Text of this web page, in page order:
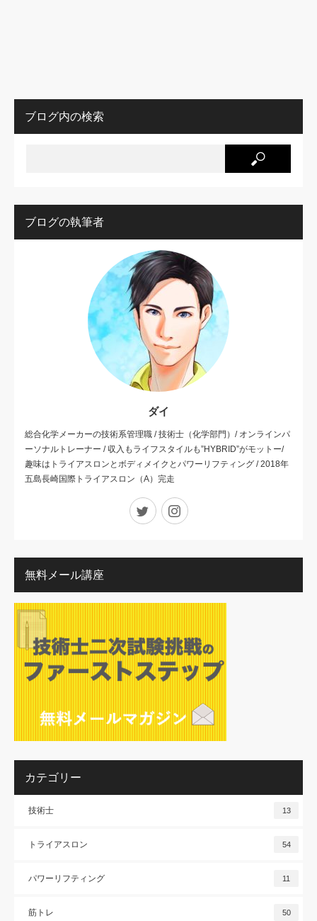
ブログ内の検索
ブログの執筆者
ダイ
総合化学メーカーの技術系管理職 / 技術士（化学部門）/ オンラインパ
ーソナルトレーナー / 収入もライフスタイルも”HYBRID”がモットー/
趣味はトライアスロンとボディメイクとパワーリフティング / 2018年
五島長崎国際トライアスロン（A）完走
Twitter Instagram
無料メール講座
カテゴリー
技術士 13
トライアスロン 54
パワーリフティング 11
筋トレ 50